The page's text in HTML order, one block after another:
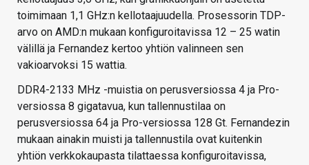
toimimaan 1,1 GHz:n kellotaajuudella. Prosessorin TDP-
arvo on AMD:n mukaan konfiguroitavissa 12 – 25 watin
välillä ja Fernandez kertoo yhtiön valinneen sen
vakioarvoksi 15 wattia.
DDR4-2133 MHz -muistia on perusversiossa 4 ja Pro-
versiossa 8 gigatavua, kun tallennustilaa on
perusversiossa 64 ja Pro-versiossa 128 Gt. Fernandezin
mukaan ainakin muisti ja tallennustila ovat kuitenkin
yhtiön verkkokaupasta tilattaessa konfiguroitavissa,